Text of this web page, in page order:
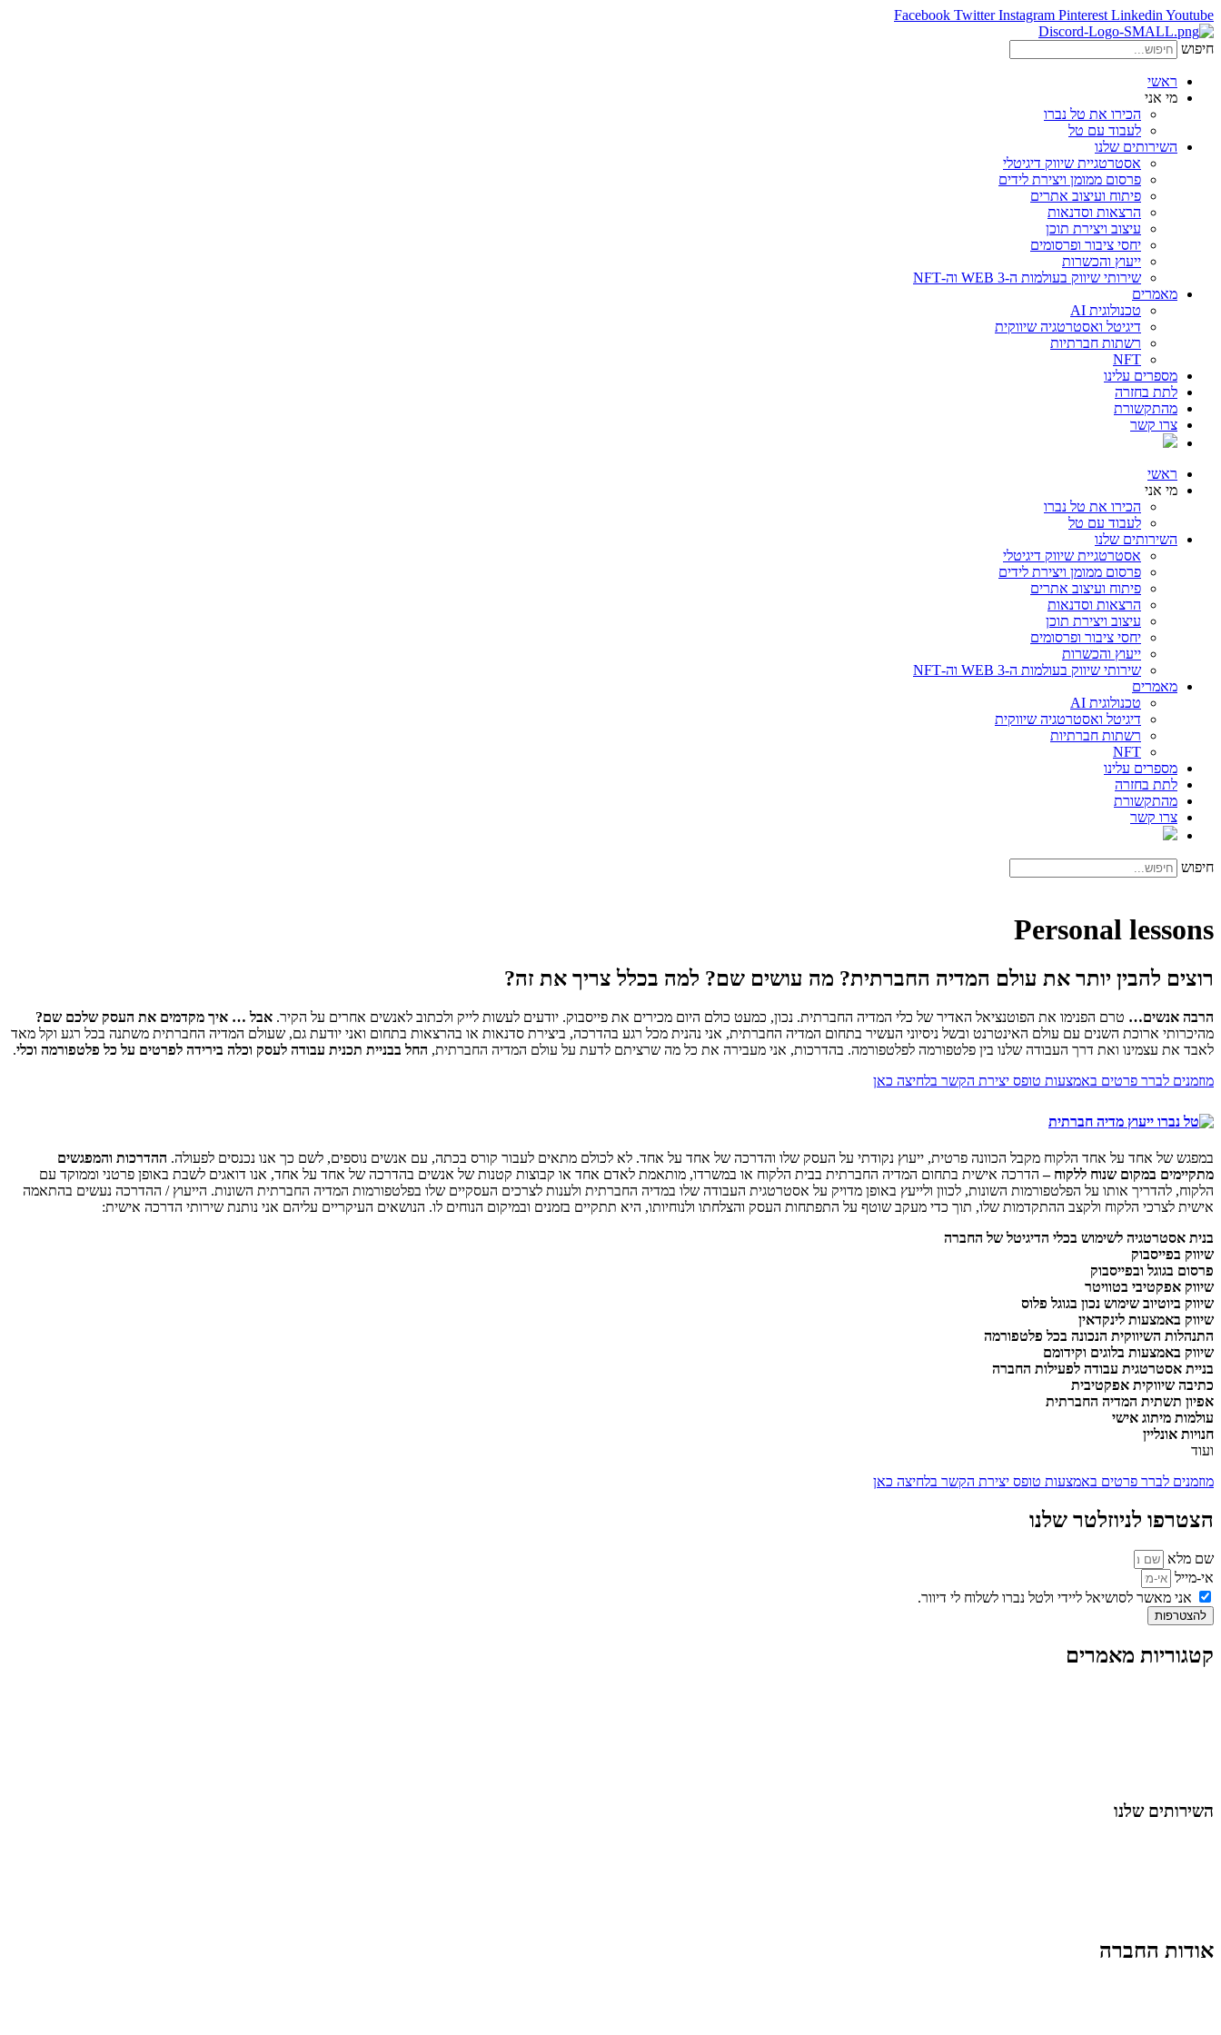
Facebook Twitter Instagram Pinterest Linkedin Youtube
חיפוש
ראשי
מי אני
הכירו את טל נברו
לעבוד עם טל
השירותים שלנו
אסטרטגיית שיווק דיגיטלי
פרסום ממומן ויצירת לידים
פיתוח ועיצוב אתרים
הרצאות וסדנאות
עיצוב ויצירת תוכן
יחסי ציבור ופרסומים
ייעוץ והכשרות
שירותי שיווק בעולמות ה-WEB 3 וה-NFT
מאמרים
טכנולוגית AI
דיגיטל ואסטרטגיה שיווקית
רשתות חברתיות
NFT
מספרים עלינו
לתת בחזרה
מהתקשורת
צרו קשר
ראשי
מי אני
הכירו את טל נברו
לעבוד עם טל
השירותים שלנו
אסטרטגיית שיווק דיגיטלי
פרסום ממומן ויצירת לידים
פיתוח ועיצוב אתרים
הרצאות וסדנאות
עיצוב ויצירת תוכן
יחסי ציבור ופרסומים
ייעוץ והכשרות
שירותי שיווק בעולמות ה-WEB 3 וה-NFT
מאמרים
טכנולוגית AI
דיגיטל ואסטרטגיה שיווקית
רשתות חברתיות
NFT
מספרים עלינו
לתת בחזרה
מהתקשורת
צרו קשר
חיפוש
Personal lessons
רוצים להבין יותר את עולם המדיה החברתית? מה עושים שם? למה בכלל צריך את זה?
הרבה אנשים… טרם הפנימו את הפוטנציאל האדיר של כלי המדיה החברתית. נכון, כמעט כולם היום מכירים את פייסבוק. יודעים לעשות לייק ולכתוב לאנשים אחרים על הקיר. אבל … איך מקדמים את העסק שלכם שם?
מהיכרותי ארוכת השנים עם עולם האינטרנט ובשל ניסיוני העשיר בתחום המדיה החברתית, אני נהנית מכל רגע בהדרכה, ביצירת סדנאות או בהרצאות בתחום ואני יודעת גם, שעולם המדיה החברתית משתנה בכל רגע וקל מאד
לאבד את עצמינו ואת דרך העבודה שלנו בין פלטפורמה לפלטפורמה. בהדרכות, אני מעבירה את כל מה שרציתם לדעת על עולם המדיה החברתית, החל בבניית תכנית עבודה לעסק וכלה בירידה לפרטים על כל פלטפורמה וכלי.
מוזמנים לברר פרטים באמצעות טופס יצירת הקשר בלחיצה כאן
במפגש של אחד על אחד הלקוח מקבל הכוונה פרטית, ייעוץ נקודתי על העסק שלו והדרכה של אחד על אחד. לא לכולם מתאים לעבור קורס בכתה, עם אנשים נוספים, לשם כך אנו נכנסים לפעולה. ההדרכות והמפגשים
מתקיימים במקום שנוח ללקוח – הדרכה אישית בתחום המדיה החברתית בבית הלקוח או במשרדו, מותאמת לאדם אחד או קבוצות קטנות של אנשים בהדרכה של אחד על אחד, אנו דואגים לשבת באופן פרטני וממוקד עם
הלקוח, להדריך אותו על הפלטפורמות השונות, לכוון ולייעץ באופן מדויק על אסטרטגית העבודה שלו במדיה החברתית ולענות לצרכים העסקיים שלו בפלטפורמות המדיה החברתית השונות. הייעוץ / ההדרכה נעשים בהתאמה
אישית לצרכי הלקוח ולקצב ההתקדמות שלו, תוך כדי מעקב שוטף על התפתחות העסק והצלחתו ולנוחיותו, היא תתקיים בזמנים ובמיקום הנוחים לו. הנושאים העיקריים עליהם אני נותנת שירותי הדרכה אישית:
בנית אסטרטגיה לשימוש בכלי הדיגיטל של החברה
שיווק בפייסבוק
פרסום בגוגל ובפייסבוק
שיווק אפקטיבי בטוויטר
שיווק ביוטיוב שימוש נכון בגוגל פלוס
שיווק באמצעות לינקדאין
התנהלות השיווקית הנכונה בכל פלטפורמה
שיווק באמצעות בלוגים וקידומם
בניית אסטרטגית עבודה לפעילות החברה
כתיבה שיווקית אפקטיבית
אפיון תשתית המדיה החברתית
עולמות מיתוג אישי
חנויות אונליין
ועוד
מוזמנים לברר פרטים באמצעות טופס יצירת הקשר בלחיצה כאן
הצטרפו לניוזלטר שלנו
שם מלא
אי-מייל
אני מאשר לסושיאל ליידי ולטל נברו לשלוח לי דיוור.
להצטרפות
קטגוריות מאמרים
השירותים שלנו
אודות החברה